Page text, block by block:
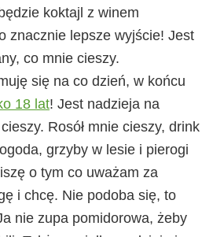
koktajl z winem
znacznie lepsze wyjście! Jest
co mnie cieszy.
się na co dzień, w końcu
18 lat! Jest nadzieja na
Rosół mnie cieszy, drink
grzyby w lesie i pierogi
o tym co uważam za
i chcę. Nie podoba się, to
nie zupa pomidorowa, żeby